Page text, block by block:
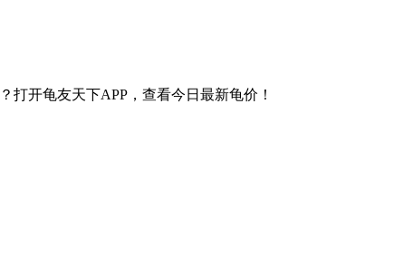
打开龟友天下APP，查看今日最新龟价！